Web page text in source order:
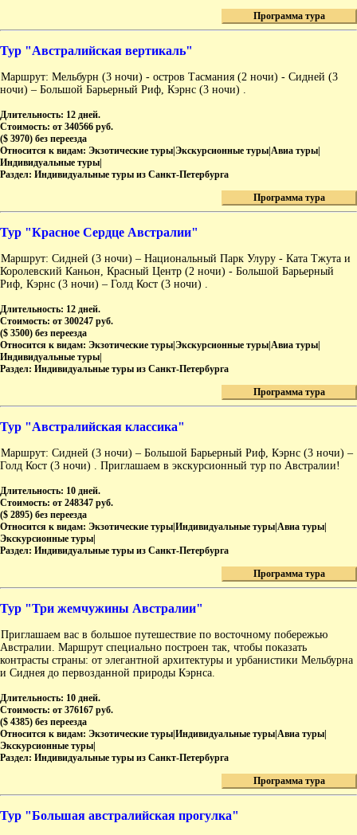
Программа тура
Тур "Австралийская вертикаль"
Маршрут: Мельбурн (3 ночи) - остров Тасмания (2 ночи) - Сидней (3
ночи) – Большой Барьерный Риф, Кэрнс (3 ночи) .
Длительность: 12 дней.
Стоимость: от 340566 руб.
($ 3970) без переезда
Относится к видам: Экзотические туры|Экскурсионные туры|Авиа туры|
Индивидуальные туры|
Раздел: Индивидуальные туры из Санкт-Петербурга
Программа тура
Тур "Красное Сердце Австралии"
Маршрут: Сидней (3 ночи) – Национальный Парк Улуру - Ката Тжута и
Королевский Каньон, Красный Центр (2 ночи) - Большой Барьерный
Риф, Кэрнс (3 ночи) – Голд Кост (3 ночи) .
Длительность: 12 дней.
Стоимость: от 300247 руб.
($ 3500) без переезда
Относится к видам: Экзотические туры|Экскурсионные туры|Авиа туры|
Индивидуальные туры|
Раздел: Индивидуальные туры из Санкт-Петербурга
Программа тура
Тур "Австралийская классика"
Маршрут: Сидней (3 ночи) – Большой Барьерный Риф, Кэрнс (3 ночи) –
Голд Кост (3 ночи) . Приглашаем в экскурсионный тур по Австралии!
Длительность: 10 дней.
Стоимость: от 248347 руб.
($ 2895) без переезда
Относится к видам: Экзотические туры|Индивидуальные туры|Авиа туры|
Экскурсионные туры|
Раздел: Индивидуальные туры из Санкт-Петербурга
Программа тура
Тур "Три жемчужины Австралии"
Приглашаем вас в большое путешествие по восточному побережью
Австралии. Маршрут специально построен так, чтобы показать
контрасты страны: от элегантной архитектуры и урбанистики Мельбурна
и Сиднея до первозданной природы Кэрнса.
Длительность: 10 дней.
Стоимость: от 376167 руб.
($ 4385) без переезда
Относится к видам: Экзотические туры|Индивидуальные туры|Авиа туры|
Экскурсионные туры|
Раздел: Индивидуальные туры из Санкт-Петербурга
Программа тура
Тур "Большая австралийская прогулка"